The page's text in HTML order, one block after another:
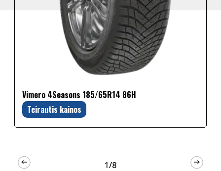
Vimero 4Seasons 185/65R14 86H
Teirautis kainos
1/8